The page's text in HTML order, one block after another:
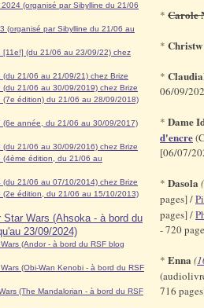
(organisé par Sibylline du 21/06
(organisé par Sibylline du 21/06 au
(du 21/06 au 23/09/22) chez
21/06 au 21/09/21) chez Brize
21/06 au 30/09/2019) chez Brize
édition) du 21/06 au 28/09/2018)
(6e année, du 21/06 au 30/09/2017)
21/06 au 30/09/2016) chez Brize
édition, du 21/06 au
21/06 au 07/10/2014) chez Brize
édition, du 21/06 au 15/10/2013)
Star Wars (Ahsoka - à bord du
23/09/2024)
(Andor - à bord du RSF blog
(Obi-Wan Kenobi - à bord du RSF
(The Mandalorian - à bord du RSF
* Carole
* Christw
*
06/09/
* Dame
d'encre
[06/07/
* Dasola
pages] /
pages] /
- 720
* Enna (
716